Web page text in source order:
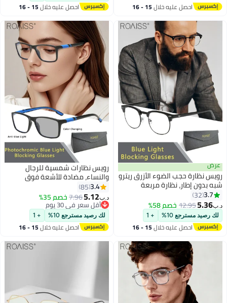
احصل عليه خلال 15 - 16 احصل عليه خلال 15 - 16
حجب الضوء الأزرق ريترو
إطار، نظارة مربعة
وللقراءة والألعاب
والهواتف بفلتر الضوء
نظارات الموضة المضادة
العين والصداع للنساء
أسود، 50 مم
32
12.95خصم 58%
مسترجع 10% + 1
احصل عليه خلال 15 - 16
رويس نظارات شمسية للرجال
والنساء، مضادة للأشعة فوق
البنفسجية والوهج، مزودة بفلتر
للضوء الأزرق، نظارات كمبيوتر
مستطيلة، مضادة للضوء، مضادة
لإجهاد العين، نظارات صداع، أسود
85
5.12
7.96خصم 35%
أقل سعر في 30 يوم
أقل سعر في 30 يوم
لك رصيد مسترجع 10% + 1
احصل عليه خلال 15 - 16